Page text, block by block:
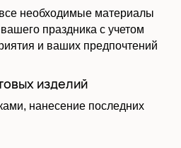
необходимые материалы
праздника с учетом
и ваших предпочтений
изделий
нанесение последних